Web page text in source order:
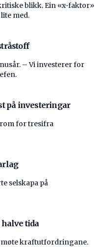
blikk. Ein «x-faktor»
med.
– Vi investerer for
på investeringar
for tresifra
selskapa på
tida
kraftutfordringane.